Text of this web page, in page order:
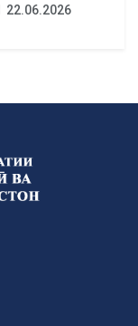
22.06.2026